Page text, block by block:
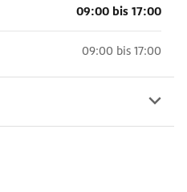
09:00 bis 17:00
09:00 bis 17:00